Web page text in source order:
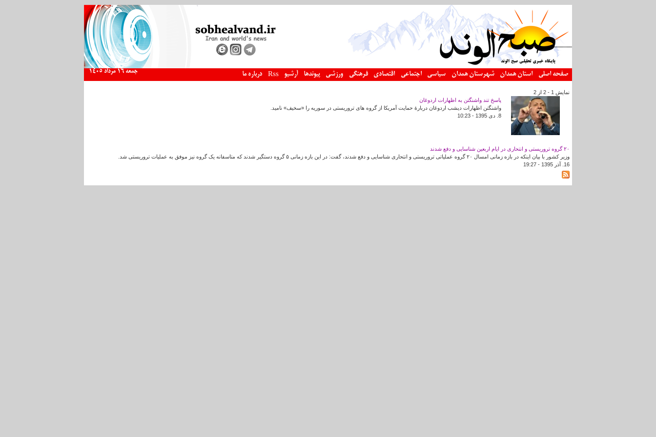
صفحه اصلی استان همدان شهرستان همدان سیاسی اجتماعی اقتصادی فرهنگی ورزشی پیوندها آرشیو Rss درباره ما جمعه 16 مرداد 1405
نمایش 1 - 2 از 2
پاسخ تند واشنگتن به اظهارات اردوغان
واشنگتن اظهارات دیشب اردوغان دربارۀ حمایت آمریکا از گروه های تروریستی در سوریه را «سخیف» نامید.
8. دى 1395 - 10:23
۲۰ گروه تروریستی و انتحاری در ایام اربعین شناسایی و دفع شدند
وزیر کشور با بیان اینکه در بازه زمانی امسال ۲۰ گروه عملیاتی تروریستی و انتحاری شناسایی و دفع شدند، گفت: در این بازه زمانی ۵ گروه دستگیر شدند که متاسفانه یک گروه نیز موفق به عملیات تروریستی شد.
16. آذر 1395 - 19:27